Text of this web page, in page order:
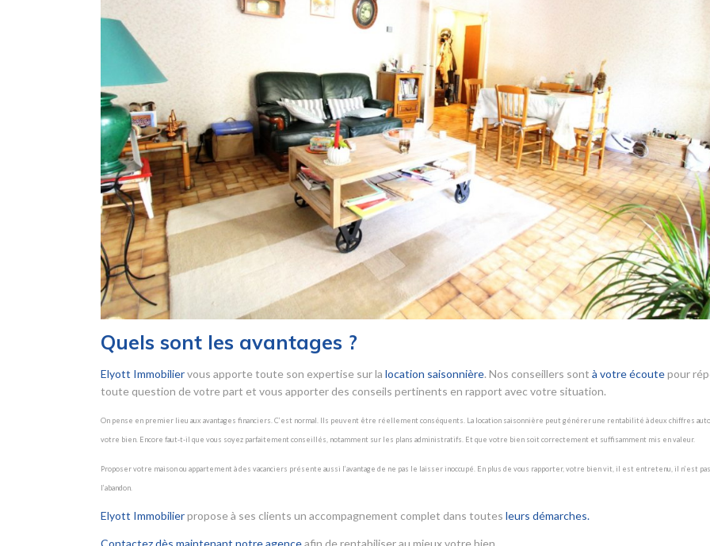
Quels sont les avantages ?
Elyott Immobiliervous apporte toute son expertise sur la location saisonnière. Nos conseillers sont à votre écoutepour
toute question de votre part et vous apporter des conseils pertinents en rapport avec votre situation.
On pense en premier lieu aux avantages financiers. C’est normal. Ils peuvent être réellement conséquents. La location saisonnière peut générer une rentabilité à deux chiffres
votre bien. Encore faut-t-il que vous soyez parfaitement conseillés, notamment sur les plans administratifs. Et que votre bien soit correctement et suffisamment mis en valeur.
Proposer votre maison ou appartement à des vacanciers présente aussi l’avantage de ne pas le laisser inoccupé. En plus de vous rapporter, votre bien vit, il est entretenu, il n’est
l’abandon.
Elyott Immobilierpropose à ses clients un accompagnement complet dans toutes leurs démarches.
Contactez dès maintenant notre agenceafin de rentabiliser au mieux votre bien.